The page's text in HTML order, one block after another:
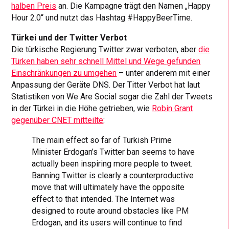
halben Preis an. Die Kampagne trägt den Namen „Happy
Hour 2.0“ und nutzt das Hashtag #HappyBeerTime.
Türkei und der Twitter Verbot
Die türkische Regierung Twitter zwar verboten, aberdie
Türken haben sehr schnell Mittel und Wege gefunden
Einschränkungen zu umgehen – unter anderem mit einer
Anpassung der Geräte DNS. Der Titter Verbot hat laut
Statistiken von We Are Social sogar die Zahl der Tweets
in der Türkei in die Höhe getrieben, wie Robin Grant
gegenüber CNET mitteilte:
The main effect so far of Turkish Prime
Minister Erdogan’s Twitter ban seems to have
actually been inspiring more people to tweet.
Banning Twitter is clearly a counterproductive
move that will ultimately have the opposite
effect to that intended. The Internet was
designed to route around obstacles like PM
Erdogan, and its users will continue to find